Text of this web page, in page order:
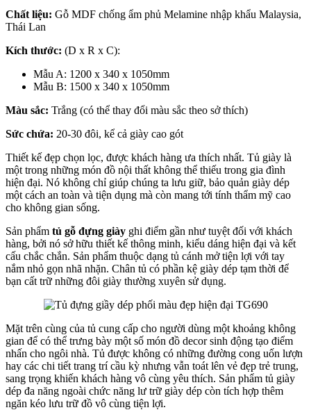
Chất liệu: Gỗ MDF chống ẩm phủ Melamine nhập khẩu Malaysia,
Thái Lan
Kích thước: (D x R x C):
Mẫu A: 1200 x 340 x 1050mm
Mẫu B: 1500 x 340 x 1050mm
Màu sắc: Trắng (có thể thay đổi màu sắc theo sở thích)
Sức chứa: 20-30 đôi, kể cả giày cao gót
Thiết kế đẹp chọn lọc, được khách hàng ưa thích nhất. Tủ giày là
một trong những món đồ nội thất không thể thiếu trong gia đình
hiện đại. Nó không chỉ giúp chúng ta lưu giữ, bảo quản giày dép
một cách an toàn và tiện dụng mà còn mang tới tính thẩm mỹ cao
cho không gian sống.
Sản phẩm tủ gỗ đựng giày ghi điểm gần như tuyệt đối với khách
hàng, bởi nó sở hữu thiết kế thông minh, kiểu dáng hiện đại và kết
cấu chắc chắn. Sản phẩm thuộc dạng tủ cánh mở tiện lợi với tay
nắm nhỏ gọn nhã nhặn. Chân tủ có phần kệ giày dép tạm thời để
bạn cất trữ những đôi giày thường xuyên sử dụng.
Mặt trên cùng của tủ cung cấp cho người dùng một khoảng không
gian để có thể trưng bày một số món đồ decor sinh động tạo điểm
nhấn cho ngôi nhà. Tủ được không có những đường cong uốn lượn
hay các chi tiết trang trí cầu kỳ nhưng vẫn toát lên vẻ đẹp trẻ trung,
sang trọng khiến khách hàng vô cùng yêu thích. Sản phẩm tủ giày
dép đa năng ngoài chức năng lư trữ giày dép còn tích hợp thêm
ngăn kéo lưu trữ đồ vô cùng tiện lợi.